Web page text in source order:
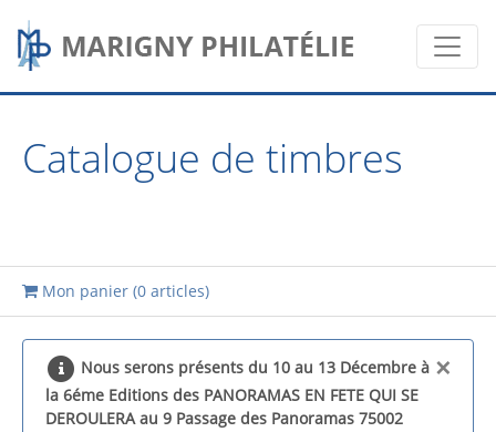
Catalogue de timbres
Mon panier (0 articles)
×
Nous serons présents du 10 au 13 Décembre à
la 6éme Editions des PANORAMAS EN FETE QUI SE
DEROULERA au 9 Passage des Panoramas 75002